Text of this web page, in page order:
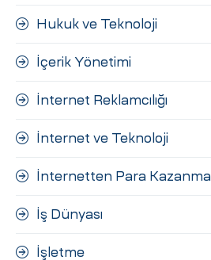
Hukuk ve Teknoloji
İçerik Yönetimi
İnternet Reklamcılığı
İnternet ve Teknoloji
İnternetten Para Kazanma
İş Dünyası
İşletme